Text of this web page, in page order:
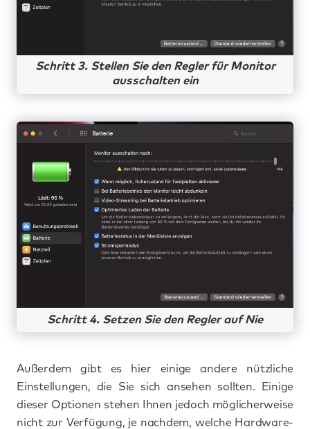
Schritt 3. Stellen Sie den Regler für Monitor
ausschalten ein
Schritt 4. Setzen Sie den Regler auf Nie
Außerdem gibt es hier einige andere nützliche
Einstellungen, die Sie sich ansehen sollten. Einige
dieser Optionen stehen Ihnen jedoch möglicherweise
nicht zur Verfügung, je nachdem, welche Hardware-